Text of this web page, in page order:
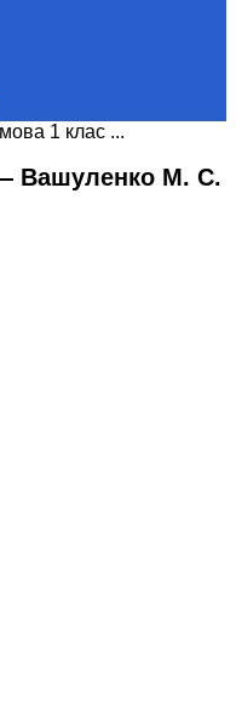
1 клас ...
Вашуленко М. С.